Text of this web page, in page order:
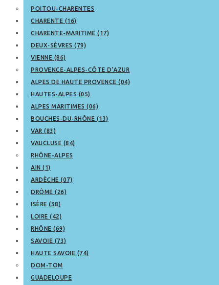
POITOU-CHARENTES
CHARENTE (16)
CHARENTE-MARITIME (17)
DEUX-SÈVRES (79)
VIENNE (86)
PROVENCE-ALPES-CÔTE D’AZUR
ALPES DE HAUTE PROVENCE (04)
HAUTES-ALPES (05)
ALPES MARITIMES (06)
BOUCHES-DU-RHÔNE (13)
VAR (83)
VAUCLUSE (84)
RHÔNE-ALPES
AIN (1)
ARDÈCHE (07)
DRÔME (26)
ISÈRE (38)
LOIRE (42)
RHÔNE (69)
SAVOIE (73)
HAUTE SAVOIE (74)
DOM-TOM
GUADELOUPE